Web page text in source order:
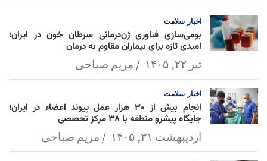
اخبار سلامت
بومی‌سازی فناوری ژن‌درمانی سرطان خون در ایران؛
امیدی تازه برای بیماران مقاوم به درمان
تیر ۲۲, ۱۴۰۵ مریم صباحی
اخبار سلامت
انجام بیش از ۳۰ هزار عمل پیوند اعضاء در ایران؛
جایگاه پیشرو منطقه با ۳۸ مرکز تخصصی
اردیبهشت ۳۱, ۱۴۰۵ مریم صباحی